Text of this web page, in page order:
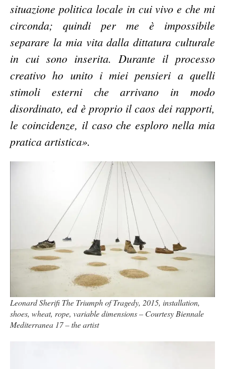
situazione politica locale in cui vivo e che mi
circonda; quindi per me è impossibile
separare la mia vita dalla dittatura culturale
in cui sono inserita. Durante il processo
creativo ho unito i miei pensieri a quelli
stimoli esterni che arrivano in modo
disordinato, ed è proprio il caos dei rapporti,
le coincidenze, il caso che esploro nella mia
pratica artistica».
Leonard Sherifi The Triumph of Tragedy, 2015, installation,
shoes, wheat, rope, variable dimensions – Courtesy Biennale
Mediterranea 17 – the artist